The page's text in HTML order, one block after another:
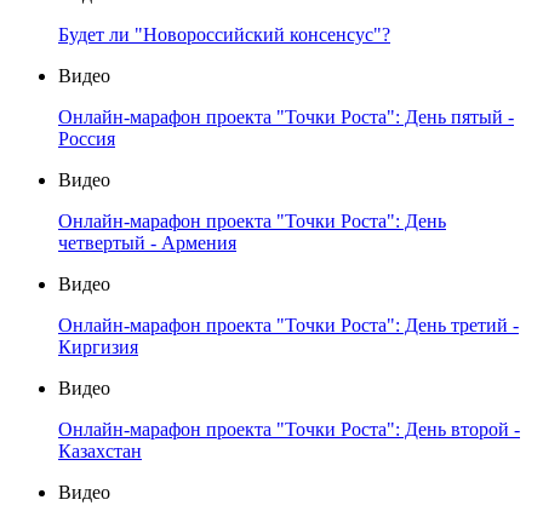
Будет ли "Новороссийский консенсус"?
Видео
Онлайн-марафон проекта "Точки Роста": День пятый -
Россия
Видео
Онлайн-марафон проекта "Точки Роста": День
четвертый - Армения
Видео
Онлайн-марафон проекта "Точки Роста": День третий -
Киргизия
Видео
Онлайн-марафон проекта "Точки Роста": День второй -
Казахстан
Видео